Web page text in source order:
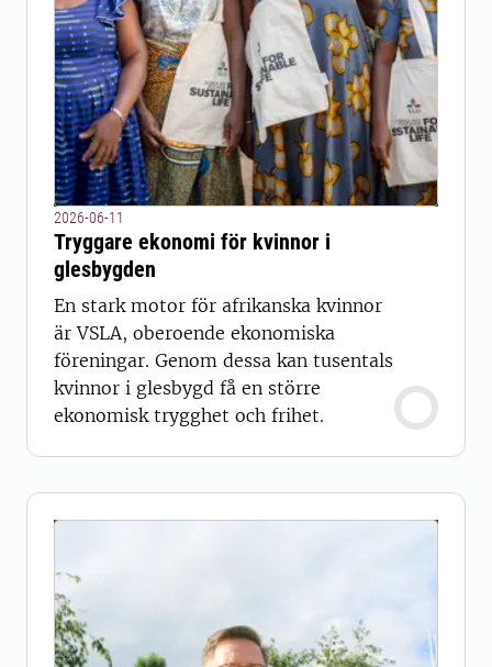
2026-06-11
Tryggare ekonomi för kvinnor i
glesbygden
En stark motor för afrikanska kvinnor
är VSLA, oberoende ekonomiska
föreningar. Genom dessa kan tusentals
kvinnor i glesbygd få en större
ekonomisk trygghet och frihet.